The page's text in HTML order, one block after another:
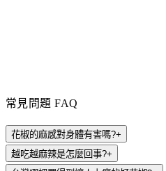
常見問題 FAQ
花椒的麻感對身體有害嗎?+
越吃越麻辣是怎麼回事?+